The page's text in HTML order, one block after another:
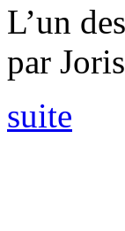
L’un
par
suite